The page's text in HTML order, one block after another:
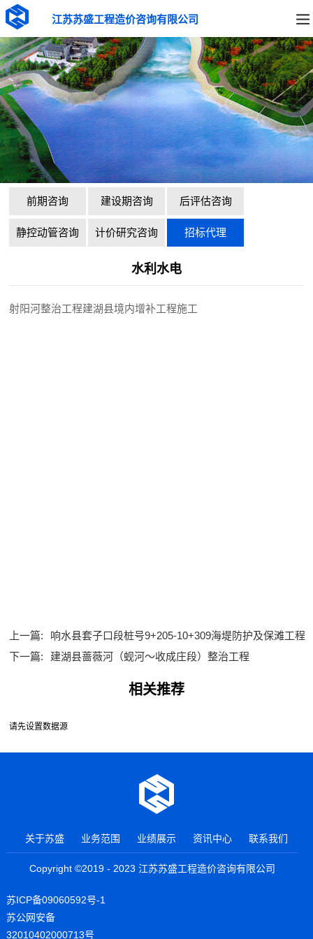
江苏苏盛工程造价咨询有限公司
前期咨询 建设期咨询 后评估咨询
静控动管咨询 计价研究咨询 招标代理
水利水电
射阳河整治工程建湖县境内增补工程施工
上一篇:
响水县套子口段桩号9+205-10+309海堤防护及保滩工程
下一篇:
建湖县蔷薇河（蚬河～收成庄段）整治工程
相关推荐
请先设置数据源
关于苏盛 业务范围 业绩展示 资讯中心 联系我们
Copyright ©2019 - 2023 江苏苏盛工程造价咨询有限公司
苏ICP备09060592号-1
苏公网安备
32010402000713号